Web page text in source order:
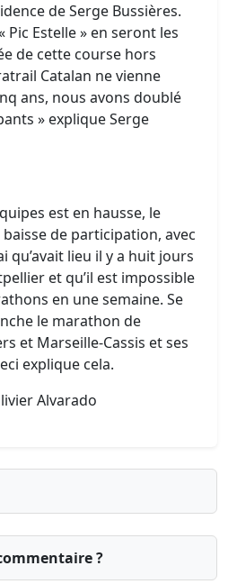
de Serge Bussières.
Pic Estelle » en seront les
de cette course hors
Catalan ne vienne
ans, nous avons doublé
» explique Serge
est en hausse, le
de participation, avec
qu’avait lieu il y a huit jours
et qu’il est impossible
en une semaine. Se
le marathon de
et Marseille-Cassis et ses
explique cela.
Alvarado
?